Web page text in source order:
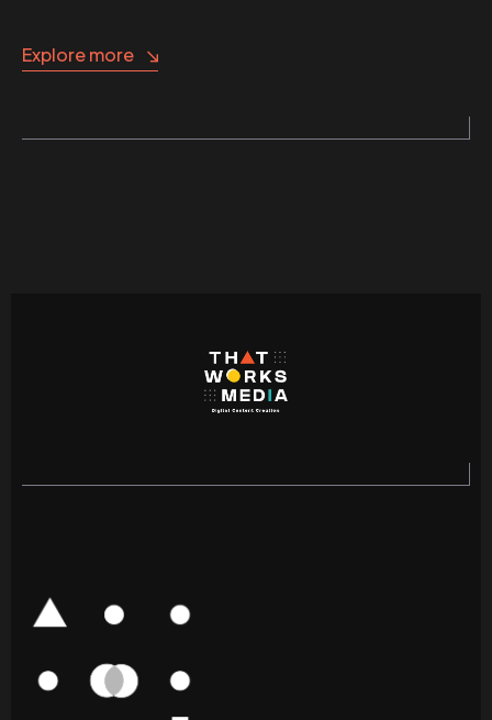
Explore more